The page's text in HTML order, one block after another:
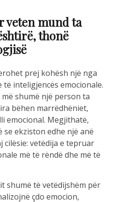
veten mund ta
thonë
prej kohësh një nga
inteligjencës emocionale.
shumë një person ta
bëhen marrëdhëniet,
emocional. Megjithatë,
ekziston edhe një anë
cilësie: vetëdija e tepruar
më të rëndë dhe më të
shumë të vetëdijshëm për
çdo emocion,